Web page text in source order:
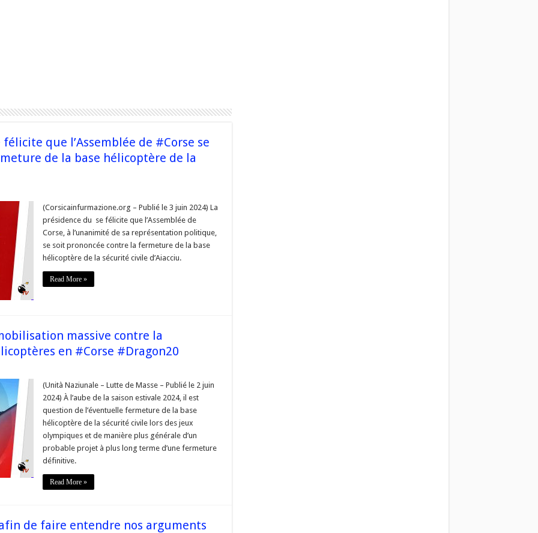
félicite que l’Assemblée de #Corse se
de la base hélicoptère de la
(Corsicainfurmazione.org – Publié le 3 juin 2024) La
présidence du se félicite que l’Assemblée de
Corse, à l’unanimité de sa représentation politique,
se soit prononcée contre la fermeture de la base
hélicoptère de la sécurité civile d’Aiacciu.
Read More »
massive contre la
en #Corse #Dragon20
(Unità Naziunale – Lutte de Masse – Publié le 2 juin
2024) À l’aube de la saison estivale 2024, il est
question de l’éventuelle fermeture de la base
hélicoptère de la sécurité civile lors des jeux
olympiques et de manière plus générale d’un
probable projet à plus long terme d’une fermeture
définitive.
Read More »
de faire entendre nos arguments